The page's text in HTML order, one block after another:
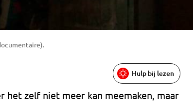
Hulp bij lezen
zelf niet meer kan meemaken, maar